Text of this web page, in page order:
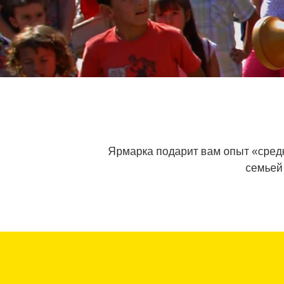
Ярмарка подарит вам опыт
семьей